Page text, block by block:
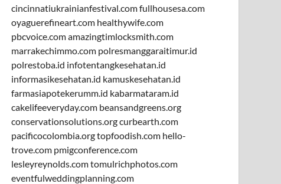
cincinnatiukrainianfestival.comfullhousesa.com
oyaguerefineart.com healthywife.com
pbcvoice.comamazingtimlocksmith.com
marrakechimmo.com polresmanggaraitimur.id
polrestoba.id infotentangkesehatan.id
informasikesehatan.id kamuskesehatan.id
farmasiapotekerumm.id kabarmataram.id
cakelifeeveryday.com beansandgreens.org
conservationsolutions.orgcurbearth.com
pacificocolombia.orgtopfoodish.com hello-
trove.com pmigconference.com
lesleyreynolds.comtomulrichphotos.com
eventfulweddingplanning.com